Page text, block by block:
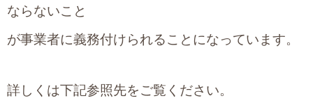
ならないこと
が事業者に義務付けられることになっています。
詳しくは下記参照先をご覧ください。